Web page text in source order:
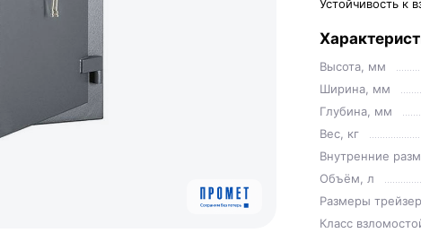
Устойчивость к
Высота, мм
Ширина, мм
Глубина, мм
Вес, кг
Внутренние
Объём, л
Размеры
Класс